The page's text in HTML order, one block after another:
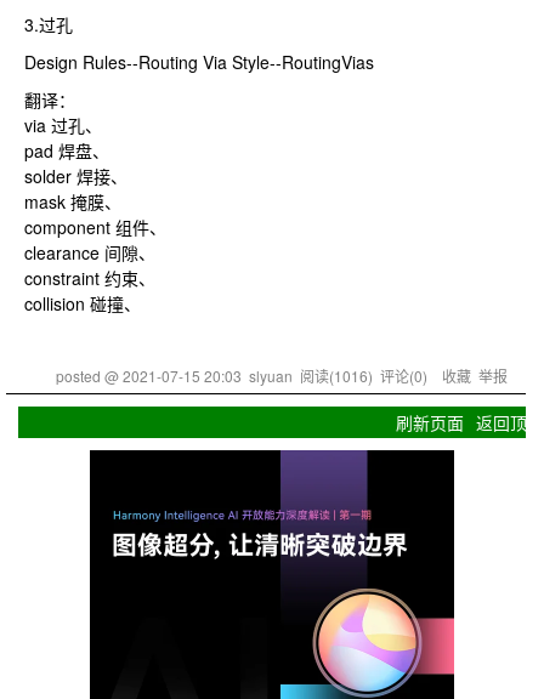
3.过孔
Design Rules--Routing Via Style--RoutingVias
翻译：
via 过孔、
pad 焊盘、
solder 焊接、
mask 掩膜、
component 组件、
clearance 间隙、
constraint 约束、
collision 碰撞、
posted @2021-07-15 20:03 slyuan 阅读(1016) 评论(0) 收藏 举报
刷新页面 返回顶部